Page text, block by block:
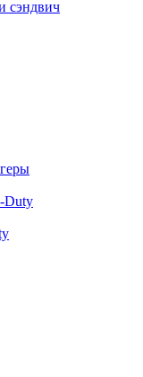
сэндвич
Duty